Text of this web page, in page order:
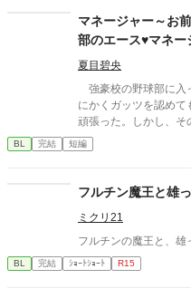
マネージャー～お
部のエース♥マネー
夏目碧央
強豪校の野球部に入
にかくガッツを認め
頑張った。しかし、そ
という監督からの言葉
る。 一方、才能溢れ
悠が文字通り血のにじ
BL 完結 短編
フルチン魔王と雄
ミクリ21
フルチンの魔王と、雄
BL 完結 ｼｮｰﾄｼｮｰﾄ R15